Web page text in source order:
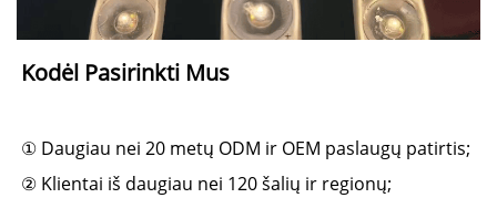
Kodėl Pasirinkti Mus
① Daugiau nei 20 metų ODM ir OEM paslaugų patirtis;
② Klientai iš daugiau nei 120 šalių ir regionų;